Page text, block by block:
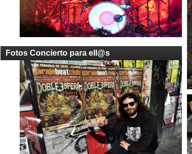
Fotos Concierto para ell@s